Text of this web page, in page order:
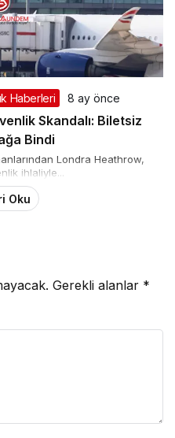
Haberleri 8 ay önce
Skandalı: Biletsiz
Bindi
Londra Heathrow,
ihlaliyle...
Oku
Gerekli alanlar *